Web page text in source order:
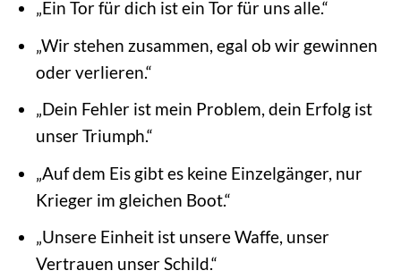
„Ein Tor für dich ist ein Tor für uns alle.“
„Wir stehen zusammen, egal ob wir gewinnen
oder verlieren.“
„Dein Fehler ist mein Problem, dein Erfolg ist
unser Triumph.“
„Auf dem Eis gibt es keine Einzelgänger, nur
Krieger im gleichen Boot.“
„Unsere Einheit ist unsere Waffe, unser
Vertrauen unser Schild.“